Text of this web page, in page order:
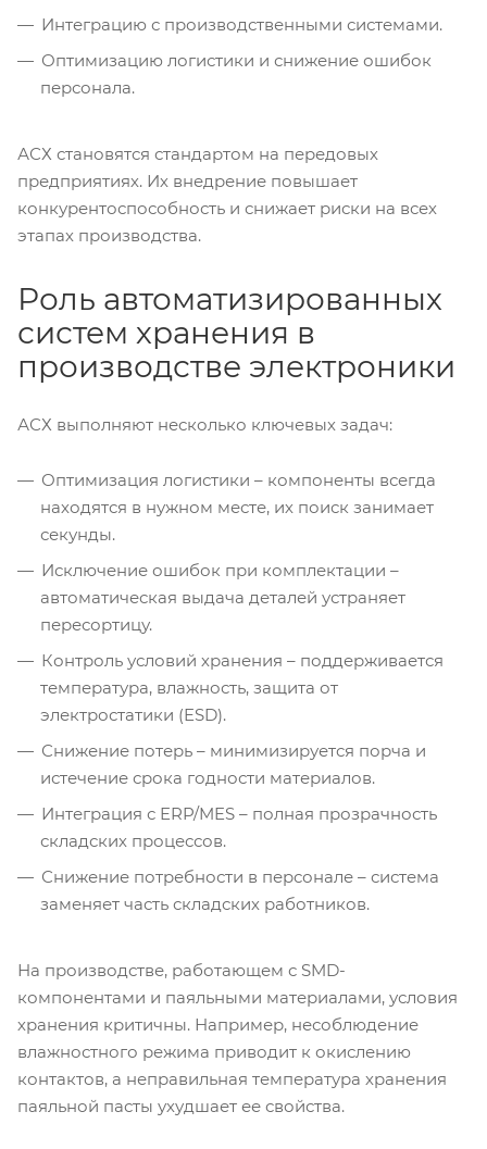
Интеграцию с производственными системами.
Оптимизацию логистики и снижение ошибок
персонала.
АСХ становятся стандартом на передовых
предприятиях. Их внедрение повышает
конкурентоспособность и снижает риски на всех
этапах производства.
Роль автоматизированных
систем хранения в
производстве электроники
АСХ выполняют несколько ключевых задач:
Оптимизация логистики – компоненты всегда
находятся в нужном месте, их поиск занимает
секунды.
Исключение ошибок при комплектации –
автоматическая выдача деталей устраняет
пересортицу.
Контроль условий хранения – поддерживается
температура, влажность, защита от
электростатики (ESD).
Снижение потерь – минимизируется порча и
истечение срока годности материалов.
Интеграция с ERP/MES – полная прозрачность
складских процессов.
Снижение потребности в персонале – система
заменяет часть складских работников.
На производстве, работающем с SMD-
компонентами и паяльными материалами, условия
хранения критичны. Например, несоблюдение
влажностного режима приводит к окислению
контактов, а неправильная температура хранения
паяльной пасты ухудшает ее свойства.